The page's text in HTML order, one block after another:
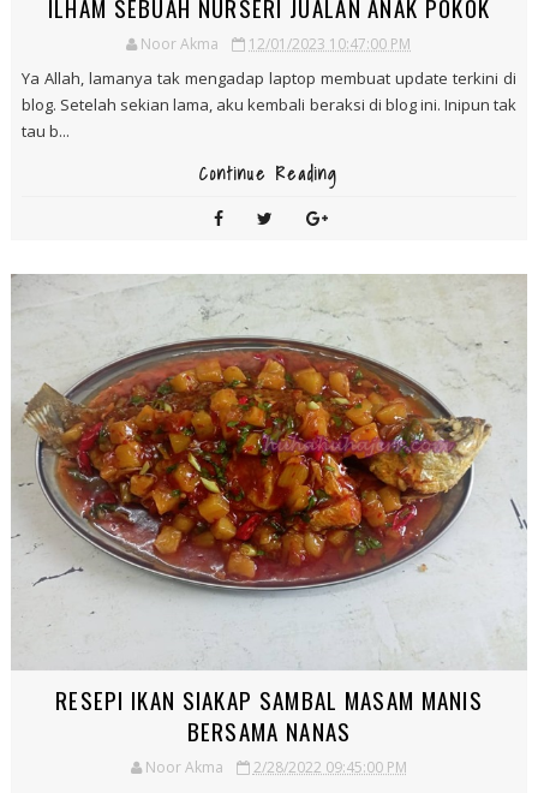
KISAH POKOK STRAWBERI YANG MENCETUSKAN
ILHAM SEBUAH NURSERI JUALAN ANAK POKOK
Noor Akma 12/01/2023 10:47:00 PM
Ya Allah, lamanya tak mengadap laptop membuat update terkini di
blog. Setelah sekian lama, aku kembali beraksi di blog ini. Inipun tak
tau b...
Continue Reading